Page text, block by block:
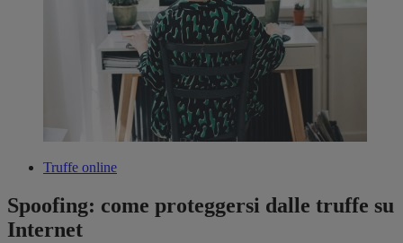
Truffe online
Spoofing: come proteggersi dalle truffe su
Internet